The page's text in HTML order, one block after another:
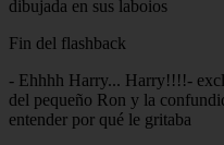
dibujada en sus laboios
Fin del flashback
- Ehhhh Harry... Harry!!!!-
del pequeño Ron y la
entender por qué le gritaba